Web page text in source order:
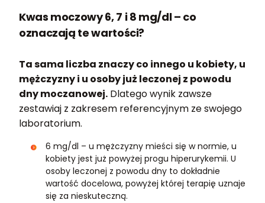
Kwas moczowy 6, 7 i 8 mg/dl – co
oznaczają te wartości?
Ta sama liczba znaczy co innego u kobiety, u
mężczyzny i u osoby już leczonej z powodu
dny moczanowej. Dlatego wynik zawsze
zestawiaj z zakresem referencyjnym ze swojego
laboratorium.
6 mg/dl – u mężczyzny mieści się w normie, u
kobiety jest już powyżej progu hiperurykemii. U
osoby leczonej z powodu dny to dokładnie
wartość docelowa, powyżej której terapię uznaje
się za nieskuteczną.